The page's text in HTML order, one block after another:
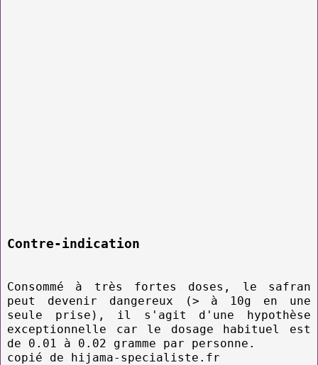
Contre-indication
Consommé à très fortes doses, le safran
peut devenir dangereux (> à 10g en une
seule prise), il s'agit d'une hypothèse
exceptionnelle car le dosage habituel est
de 0.01 à 0.02 gramme par personne.
copié de hijama-specialiste.fr